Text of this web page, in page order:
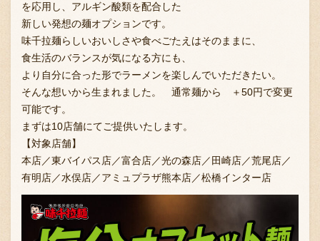
を応用し、アルギン酸類を配合した
新しい発想の麺オプションです。
味千拉麺らしいおいしさや食べごたえはそのままに、
食生活のバランスが気になる方にも、
より自分に合った形でラーメンを楽しんでいただきたい。
そんな想いから生まれました。 通常麺から ＋50円で変更
可能です。
まずは10店舗にてご提供いたします。
【対象店舗】
本店／東バイパス店／富合店／光の森店／田崎店／荒尾店／
有明店／水俣店／アミュプラザ熊本店／松橋インター店